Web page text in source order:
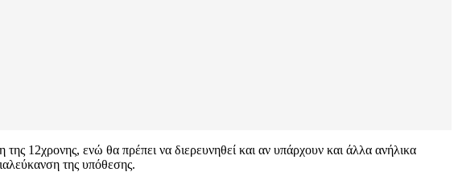
12χρονης, ενώ θα πρέπει να διερευνηθεί και αν υπάρχουν και άλλα ανήλικα
της υπόθεσης.